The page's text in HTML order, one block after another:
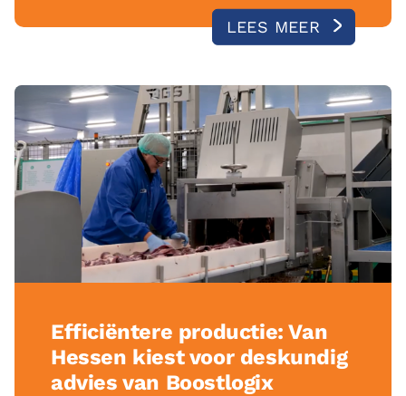
LEES MEER
Efficiëntere productie: Van
Hessen kiest voor deskundig
advies van Boostlogix